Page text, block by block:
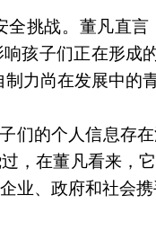
挑战。董凡直
孩子们正在形成
力尚在发展中的
们的个人信息存
，在董凡看来，
、政府和社会携